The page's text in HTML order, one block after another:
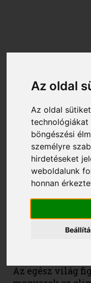
Az oldal
Az oldal
technológiákat
böngészési
személyre
hirdetéseket
weboldalunk
honnan
http://
KEZDŐDIK
MAGYAR
Folytatódik-e a
négyévenkénti
„de jó
os riói olimpián
Van-e magyar
Az egész világ